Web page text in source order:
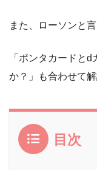
また、ローソンと言
「ポンタカードと
か？」も合わせて
目次